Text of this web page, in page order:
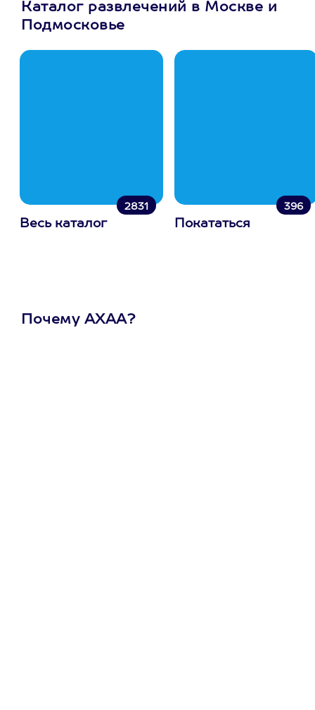
Каталог развлечений в Москве и
Подмосковье
2831
Весь каталог
396
Покататься
Почему АХАА?